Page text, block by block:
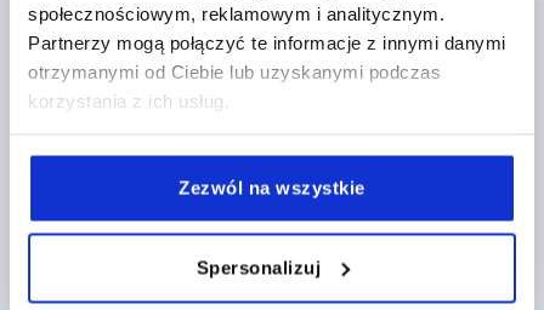
społecznościowym, reklamowym i analitycznym.
Partnerzy mogą połączyć te informacje z innymi danymi
otrzymanymi od Ciebie lub uzyskanymi podczas
korzystania z ich usług.
Zezwól na wszystkie
Spersonalizuj
bezprzewodowy
8 Rodziny produktów
Inni klienci kupili również